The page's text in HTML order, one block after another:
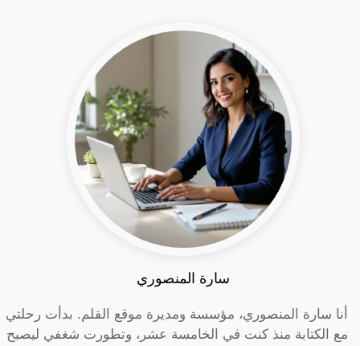
سارة المنصوري
أنا سارة المنصوري، مؤسسة ومديرة موقع القلم. بدأت رحلتي
مع الكتابة منذ كنت في الخامسة عشر، وتطورت شغفي ليصبح